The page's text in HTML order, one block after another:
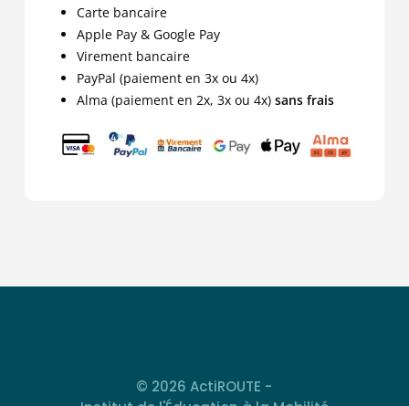
Carte bancaire
Apple Pay & Google Pay
Virement bancaire
PayPal (paiement en 3x ou 4x)
Alma (paiement en 2x, 3x ou 4x) sans frais
© 2026 ActiROUTE -